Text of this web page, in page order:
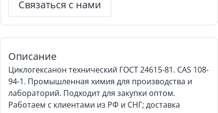
Связаться с нами
Описание
Циклогексанон технический ГОСТ 24615-81. CAS 108-
94-1. Промышленная химия для производства и
лабораторий. Подходит для закупки оптом.
Работаем с клиентами из РФ и СНГ; доставка